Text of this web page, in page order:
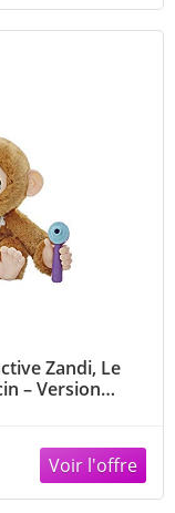
Zandi, Le
– Version